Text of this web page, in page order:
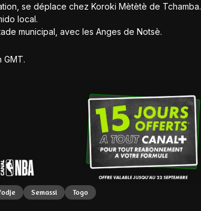
se déplace chez Koroki Mètètè de Tchamba.
local.
municipal, avec les Anges de Notsè.
GMT.
Semassi Togo